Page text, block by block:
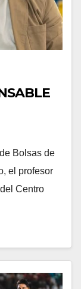
Bolsas de
el profesor
Centro